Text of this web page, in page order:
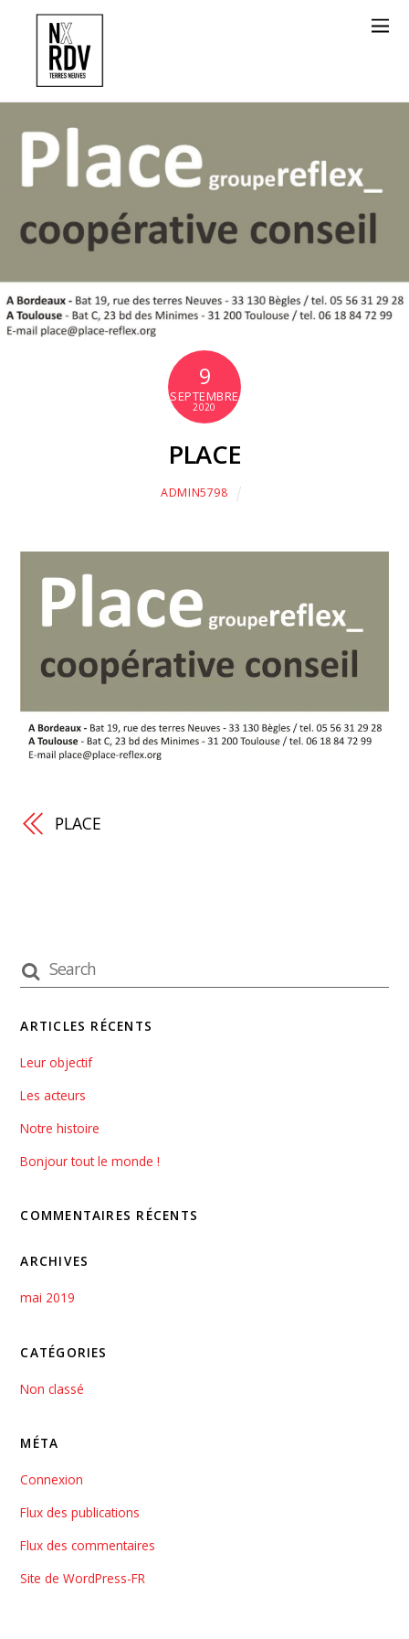
9
SEPTEMBRE
2020
PLACE
ADMIN5798
PLACE
ARTICLES RÉCENTS
Leur objectif
Les acteurs
Notre histoire
Bonjour tout le monde !
COMMENTAIRES RÉCENTS
ARCHIVES
mai 2019
CATÉGORIES
Non classé
MÉTA
Connexion
Flux des publications
Flux des commentaires
Site de WordPress-FR